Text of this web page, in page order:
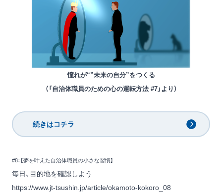
憧れが“”未来の自分”をつくる
（「自治体職員のための心の運転方法 #7」より）
続きはコチラ
#8：【夢を叶えた自治体職員の小さな習慣】
毎日、目的地を確認しよう
https://www.jt-tsushin.jp/article/okamoto-kokoro_08